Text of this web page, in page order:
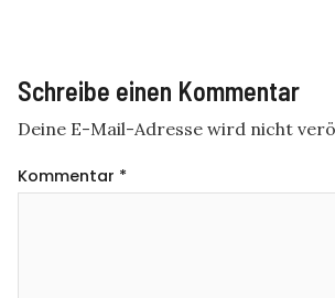
Schreibe einen Kommentar
Deine E-Mail-Adresse wird nicht
Kommentar *